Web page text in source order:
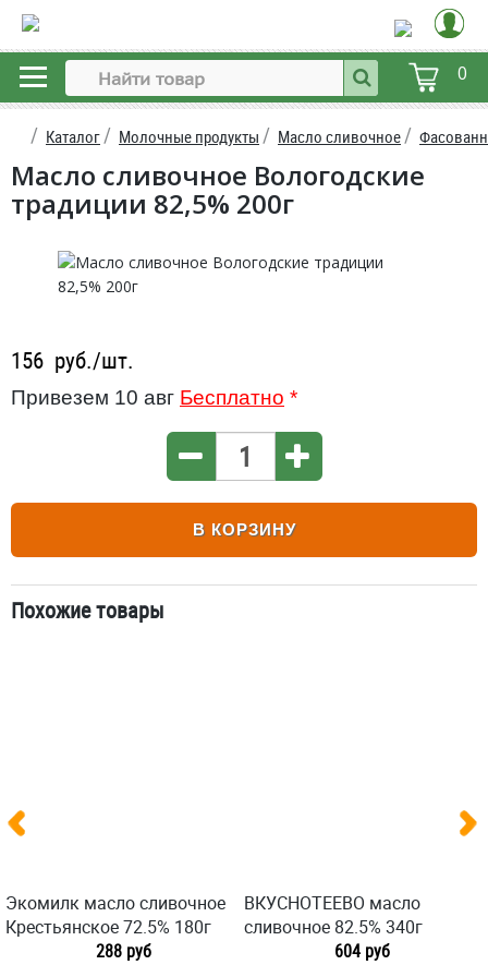
0
Каталог Молочные продукты Масло сливочное
Масло сливочное Вологодские
традиции 82,5% 200г
156 руб./шт.
Привезем 10 авг Бесплатно *
В КОРЗИНУ
Похожие товары
Экомилк масло сливочное
Крестьянское 72.5% 180г
288 руб
ВКУСНОТЕЕВО масло
сливочное 82.5% 340г
604 руб